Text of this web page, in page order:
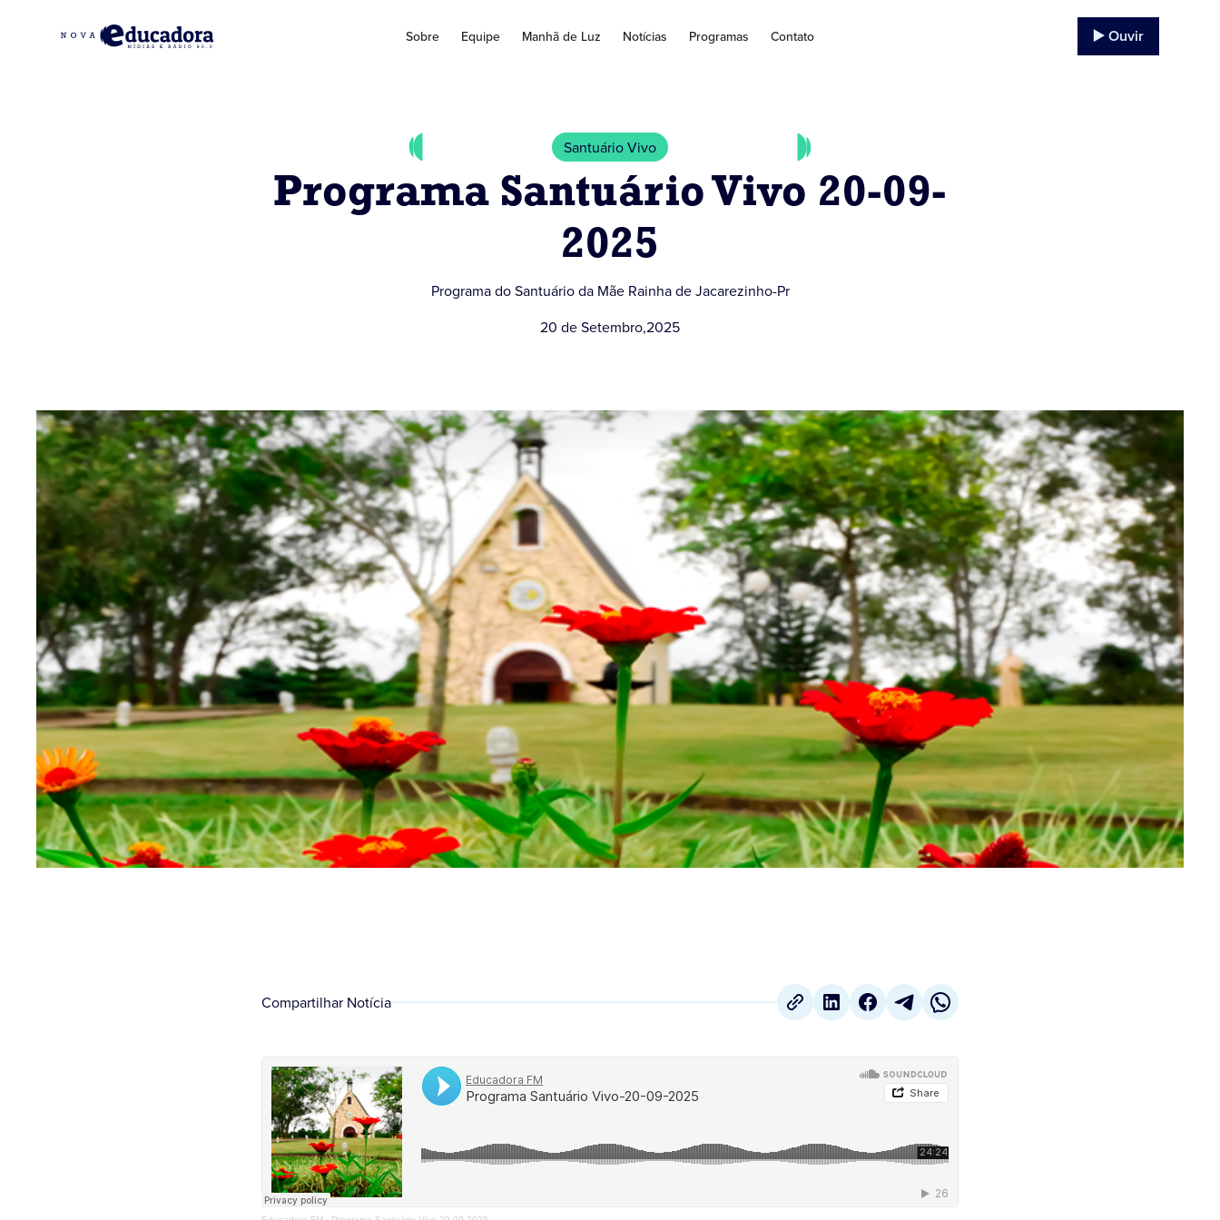
Sobre Equipe Manhã de Luz Notícias Programas Contato ▶️ Ouvir
Santuário Vivo
Programa Santuário Vivo 20-09-
2025
Programa do Santuário da Mãe Rainha de Jacarezinho-Pr
20 de Setembro,2025
Compartilhar Notícia